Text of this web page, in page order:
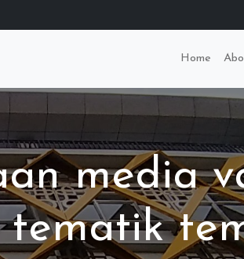
Home
media